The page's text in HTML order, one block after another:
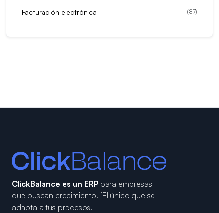
Facturación electrónica (87)
ClickBalance es un ERP para empresas
que buscan crecimiento. ¡El único que se
adapta a tus procesos!